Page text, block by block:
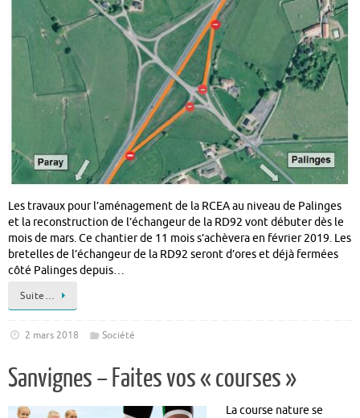
Les travaux pour l’aménagement de la RCEA au niveau de Palinges
et la reconstruction de l’échangeur de la RD92 vont débuter dès le
mois de mars. Ce chantier de 11 mois s’achèvera en février 2019. Les
bretelles de l’échangeur de la RD92 seront d’ores et déjà fermées
côté Palinges depuis…
Suite…
2 mars 2018 Société
Sanvignes – Faites vos « courses »
La course nature se